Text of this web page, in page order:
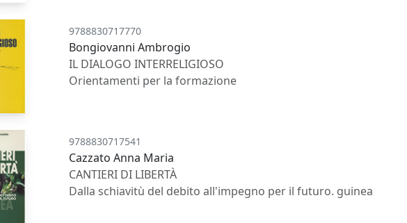
9788830717770
Bongiovanni Ambrogio
IL DIALOGO INTERRELIGIOSO
Orientamenti per la formazione
9788830717541
Cazzato Anna Maria
CANTIERI DI LIBERTÀ
Dalla schiavitù del debito all'impegno per il futuro. guinea